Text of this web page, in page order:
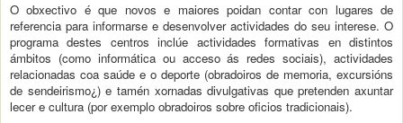
O obxectivo é que novos e maiores poidan contar con lugares de
referencia para informarse e desenvolver actividades do seu interese. O
programa destes centros inclúe actividades formativas en distintos
ámbitos (como informática ou acceso ás redes sociais), actividades
relacionadas coa saúde e o deporte (obradoiros de memoria, excursións
de sendeirismo¿) e tamén xornadas divulgativas que pretenden axuntar
lecer e cultura (por exemplo obradoiros sobre oficios tradicionais).